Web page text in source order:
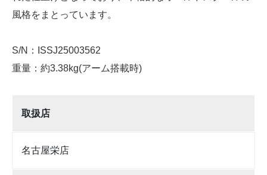
風格をまとっています。
S/N：ISSJ25003562
重量：約3.38kg(アーム搭載時)
取扱店
名古屋栄店